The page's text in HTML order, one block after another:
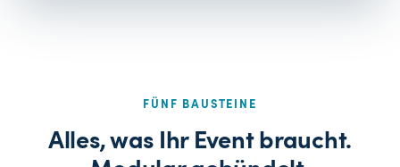
FÜNF BAUSTEINE
Alles, was Ihr Event braucht.